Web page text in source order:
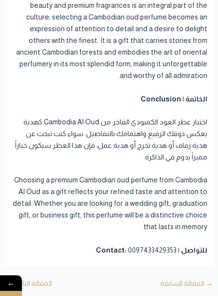
beauty and premium fragrances is an integral part of the
culture, selecting a Cambodian oud perfume becomes an
expression of attention to detail and a desire to delight
others with the finest. It is a gift that carries stories from
ancient Cambodian forests and embodies the art of oriental
perfumery in its most splendid form, making it unforgettable
and worthy of all admiration.
الخاتمة | Conclusion
اختيار عطر العود الكمبودي الفاخر من Cambodia Al Oud كهدية
يعكس ذوقك الرفيع واهتمامك بالتفاصيل. سواء كنت تبحث عن
هدية زفاف أو هدية تخرج أو هدية عمل، فإن هذا العطر سيكون خياراً
مميزاً يدوم في الذاكرة.
Choosing a premium Cambodian oud perfume from Cambodia
Al Oud as a gift reflects your refined taste and attention to
detail. Whether you are looking for a wedding gift, graduation
gift, or business gift, this perfume will be a distinctive choice
that lasts in memory.
للتواصل | Contact: 0097433429353
→ المقالة السابقة المقالة التالية←
←